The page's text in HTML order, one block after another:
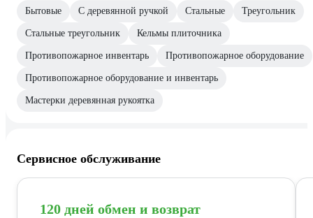
Бытовые С деревянной ручкой Стальные Треугольник
Стальные треугольник Кельмы плиточника
Противопожарное инвентарь Противопожарное оборудование
Противопожарное оборудование и инвентарь
Мастерки деревянная рукоятка
Сервисное обслуживание
120 дней обмен и возврат